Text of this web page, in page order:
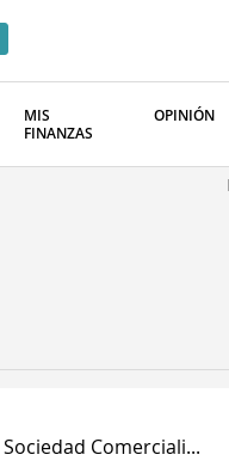
MIS
FINANZAS
OPINIÓN
Sociedad Comerciali...